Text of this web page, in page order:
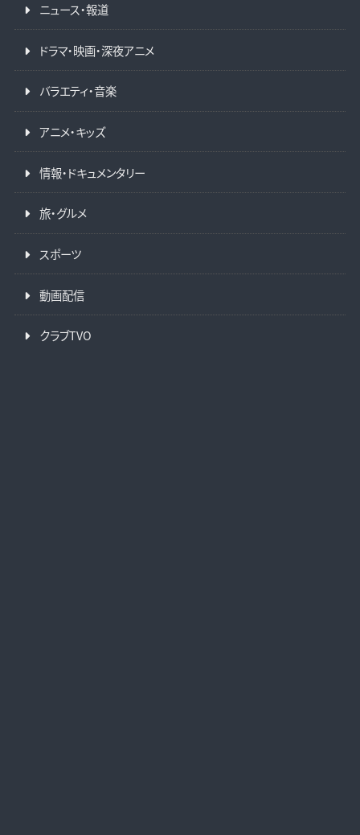
ニュース・報道
ドラマ・映画・深夜アニメ
バラエティ・音楽
アニメ・キッズ
情報・ドキュメンタリー
旅・グルメ
スポーツ
動画配信
クラブTVO